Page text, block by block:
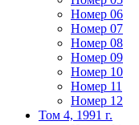
Номер 06
Номер 07
Номер 08
Номер 09
Номер 10
Номер 11
Номер 12
Том 4, 1991 г.